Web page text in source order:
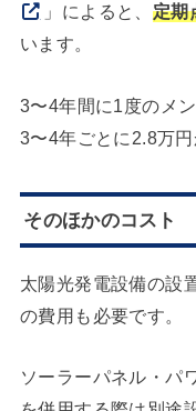
」によると、 定期
います。
3〜4年間に1度のメ
3〜4年ごとに2.8万円
そのほかのコスト
太陽光発電設備の設
の費用も必要です。
ソーラーパネル・パ